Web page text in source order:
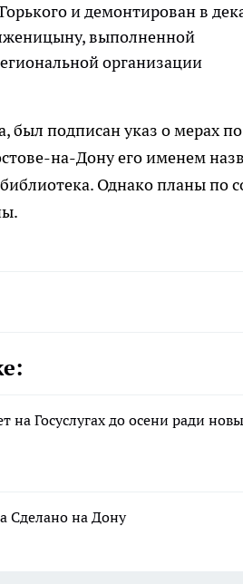
и демонтирован в
выполненной
организации
был подписан указ о мерах по
на-Дону его именем
Однако планы по
Госуслугах до осени ради
Сделано на Дону